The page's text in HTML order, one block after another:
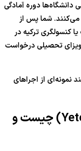
دانشگاه‌ها دوره آمادگی
می‌کنند. شما پس از
کنسولگری ترکیه در
تحصیلی درخواست
نمونه‌ای از اجراهای
آزمون استعداد (Yetenek Sınavı) چیست و